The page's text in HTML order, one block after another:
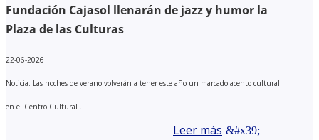
Fundación Cajasol llenarán de jazz y humor la
Plaza de las Culturas
22-06-2026
Noticia. Las noches de verano volverán a tener este año un marcado acento cultural
en el Centro Cultural ...
Leer más